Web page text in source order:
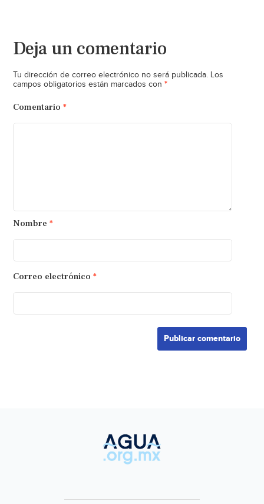
Deja un comentario
Tu dirección de correo electrónico no será publicada. Los
campos obligatorios están marcados con *
Comentario *
Nombre *
Correo electrónico *